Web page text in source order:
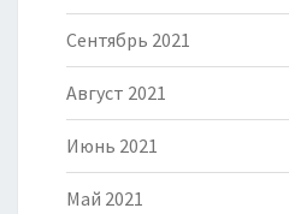
Сентябрь 2021
Август 2021
Июнь 2021
Май 2021